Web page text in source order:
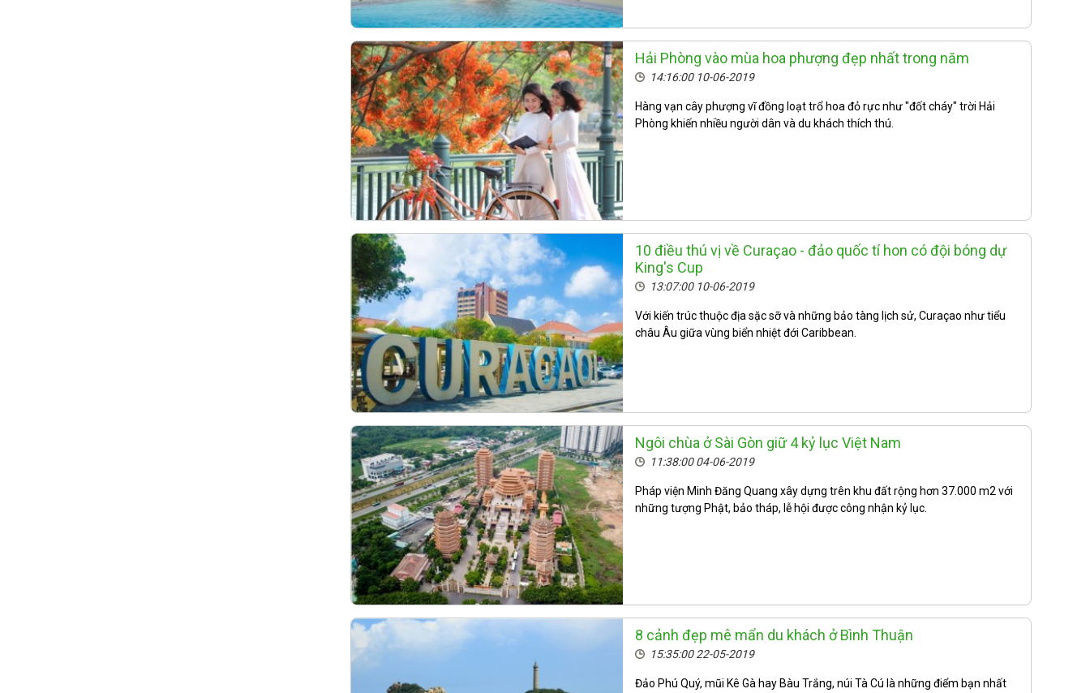
Hải Phòng vào mùa hoa phượng đẹp nhất trong năm
14:16:00 10-06-2019
Hàng vạn cây phượng vĩ đồng loạt trổ hoa đỏ rực như "đốt cháy" trời Hải
Phòng khiến nhiều người dân và du khách thích thú.
10 điều thú vị về Curaçao - đảo quốc tí hon có đội bóng dự
King's Cup
13:07:00 10-06-2019
Với kiến trúc thuộc địa sặc sỡ và những bảo tàng lịch sử, Curaçao như tiểu
châu Âu giữa vùng biển nhiệt đới Caribbean.
Ngôi chùa ở Sài Gòn giữ 4 kỷ lục Việt Nam
11:38:00 04-06-2019
Pháp viện Minh Đăng Quang xây dựng trên khu đất rộng hơn 37.000 m2 với
những tượng Phật, bảo tháp, lễ hội được công nhận kỷ lục.
8 cảnh đẹp mê mẩn du khách ở Bình Thuận
15:35:00 22-05-2019
Đảo Phú Quý, mũi Kê Gà hay Bàu Trắng, núi Tà Cú là những điểm bạn nhất